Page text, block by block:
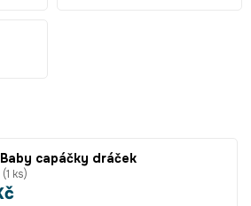
capáčky dráček
(1 ks)